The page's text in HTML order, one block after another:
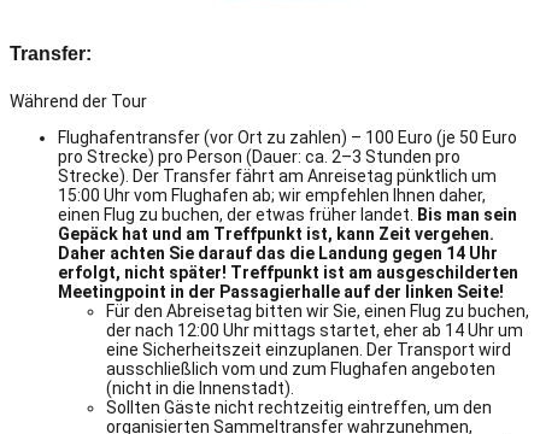
Transfer:
Während der Tour
Flughafentransfer (vor Ort zu zahlen) – 100 Euro (je 50 Euro
pro Strecke) pro Person (Dauer: ca. 2–3 Stunden pro
Strecke). Der Transfer fährt am Anreisetag pünktlich um
15:00 Uhr vom Flughafen ab; wir empfehlen Ihnen daher,
einen Flug zu buchen, der etwas früher landet.
Bis man sein
Gepäck hat und am Treffpunkt ist, kann Zeit vergehen.
Daher achten Sie darauf das die Landung gegen 14 Uhr
erfolgt, nicht später! Treffpunkt ist am ausgeschilderten
Meetingpoint in der Passagierhalle auf der linken Seite!
Für den Abreisetag bitten wir Sie, einen Flug zu buchen,
der nach 12:00 Uhr mittags startet, eher ab 14 Uhr um
eine Sicherheitszeit einzuplanen. Der Transport wird
ausschließlich vom und zum Flughafen angeboten
(nicht in die Innenstadt).
Sollten Gäste nicht rechtzeitig eintreffen, um den
organisierten Sammeltransfer wahrzunehmen,